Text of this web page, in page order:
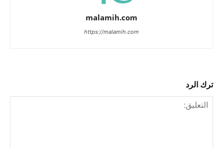
malamih.com
https://malamih.com
ترك الرد